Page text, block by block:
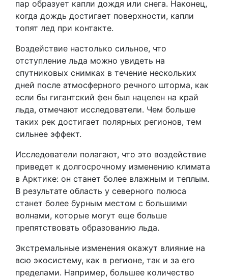
пар образует капли дождя или снега. Наконец,
когда дождь достигает поверхности, капли
топят лед при контакте.
Воздействие настолько сильное, что
отступление льда можно увидеть на
спутниковых снимках в течение нескольких
дней после атмосферного речного шторма, как
если бы гигантский фен был нацелен на край
льда, отмечают исследователи. Чем больше
таких рек достигает полярных регионов, тем
сильнее эффект.
Исследователи полагают, что это воздействие
приведет к долгосрочному изменению климата
в Арктике: он станет более влажным и теплым.
В результате область у северного полюса
станет более бурным местом с большими
волнами, которые могут еще больше
препятствовать образованию льда.
Экстремальные изменения окажут влияние на
всю экосистему, как в регионе, так и за его
пределами. Например, большее количество